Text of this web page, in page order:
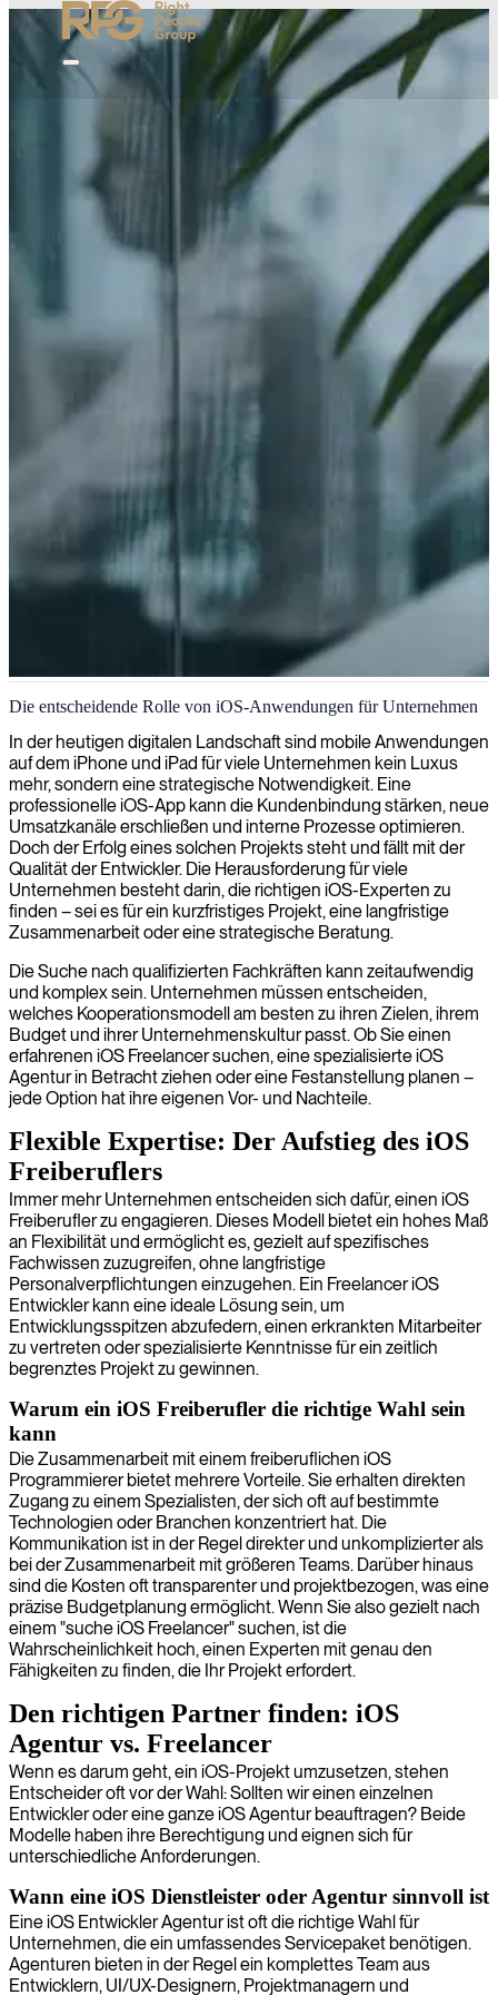
iOS-Mobilanwendungsentwicklung
Wir haben uns auf die Vermittlung von qualifizierten iOS-
Entwicklern an Unternehmen spezialisiert, die intuitive,
leistungsstarke mobile Anwendungen erstellen möchten, welche die
Benutzererfahrung verbessern und das Unternehmenswachstum
fördern.
Die entscheidende Rolle von iOS-Anwendungen für Unternehmen
In der heutigen digitalen Landschaft sind mobile Anwendungen
auf dem iPhone und iPad für viele Unternehmen kein Luxus
mehr, sondern eine strategische Notwendigkeit. Eine
professionelle iOS-App kann die Kundenbindung stärken, neue
Umsatzkanäle erschließen und interne Prozesse optimieren.
Doch der Erfolg eines solchen Projekts steht und fällt mit der
Qualität der Entwickler. Die Herausforderung für viele
Unternehmen besteht darin, die richtigen iOS-Experten zu
finden – sei es für ein kurzfristiges Projekt, eine langfristige
Zusammenarbeit oder eine strategische Beratung.
Die Suche nach qualifizierten Fachkräften kann zeitaufwendig
und komplex sein. Unternehmen müssen entscheiden,
welches Kooperationsmodell am besten zu ihren Zielen, ihrem
Budget und ihrer Unternehmenskultur passt. Ob Sie einen
erfahrenen iOS Freelancer suchen, eine spezialisierte iOS
Agentur in Betracht ziehen oder eine Festanstellung planen –
jede Option hat ihre eigenen Vor- und Nachteile.
Flexible Expertise: Der Aufstieg des iOS
Freiberuflers
Immer mehr Unternehmen entscheiden sich dafür, einen iOS
Freiberufler zu engagieren. Dieses Modell bietet ein hohes Maß
an Flexibilität und ermöglicht es, gezielt auf spezifisches
Fachwissen zuzugreifen, ohne langfristige
Personalverpflichtungen einzugehen. Ein Freelancer iOS
Entwickler kann eine ideale Lösung sein, um
Entwicklungsspitzen abzufedern, einen erkrankten Mitarbeiter
zu vertreten oder spezialisierte Kenntnisse für ein zeitlich
begrenztes Projekt zu gewinnen.
Warum ein iOS Freiberufler die richtige Wahl sein
kann
Die Zusammenarbeit mit einem freiberuflichen iOS
Programmierer bietet mehrere Vorteile. Sie erhalten direkten
Zugang zu einem Spezialisten, der sich oft auf bestimmte
Technologien oder Branchen konzentriert hat. Die
Kommunikation ist in der Regel direkter und unkomplizierter als
bei der Zusammenarbeit mit größeren Teams. Darüber hinaus
sind die Kosten oft transparenter und projektbezogen, was eine
präzise Budgetplanung ermöglicht. Wenn Sie also gezielt nach
einem "suche iOS Freelancer" suchen, ist die
Wahrscheinlichkeit hoch, einen Experten mit genau den
Fähigkeiten zu finden, die Ihr Projekt erfordert.
Den richtigen Partner finden: iOS
Agentur vs. Freelancer
Wenn es darum geht, ein iOS-Projekt umzusetzen, stehen
Entscheider oft vor der Wahl: Sollten wir einen einzelnen
Entwickler oder eine ganze iOS Agentur beauftragen? Beide
Modelle haben ihre Berechtigung und eignen sich für
unterschiedliche Anforderungen.
Wann eine iOS Dienstleister oder Agentur sinnvoll ist
Eine iOS Entwickler Agentur ist oft die richtige Wahl für
Unternehmen, die ein umfassendes Servicepaket benötigen.
Agenturen bieten in der Regel ein komplettes Team aus
Entwicklern, UI/UX-Designern, Projektmanagern und